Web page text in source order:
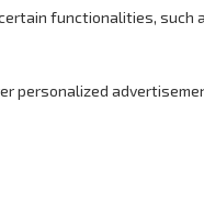
functionalities,
personalized